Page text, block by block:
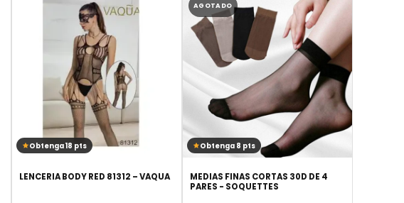
Obtenga 18 pts
LENCERIA BODY RED 81312 – VAQUA
AGOTADO
Obtenga 8 pts
MEDIAS FINAS CORTAS 30D DE 4
PARES - SOQUETTES